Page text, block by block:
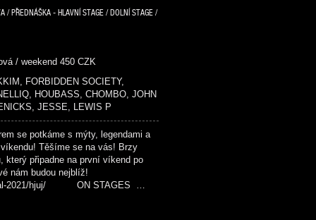
/ PŘEDNÁŠKA - HLAVNÍ STAGE / DOLNÍ STAGE /
/ weekend 450 CZK
FORBIDDEN SOCIETY,
HOUBASS, CHOMBO, JOHN
JESSE, LEWIS P
se potkáme s mýty, legendami a
Těšíme se na vás! Brzy
který připadne na první víkend po
nám budou nejblíž!
2021/hjuj/ ON STAGES …